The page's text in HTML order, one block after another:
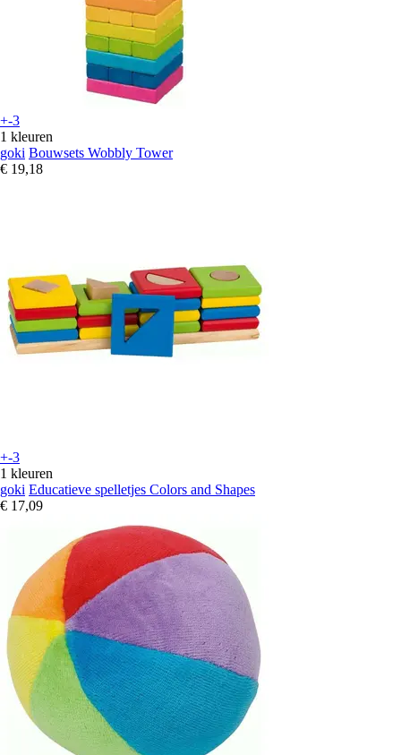
+-3
1 kleuren
goki Bouwsets Wobbly Tower
€ 19,18
+-3
1 kleuren
goki Educatieve spelletjes Colors and Shapes
€ 17,09